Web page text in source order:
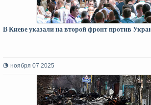
В Киеве указали на второй фронт против
ноября 07 2025